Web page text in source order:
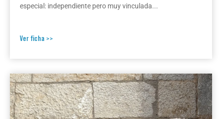
especial: independiente pero muy vinculada...
Ver ficha >>